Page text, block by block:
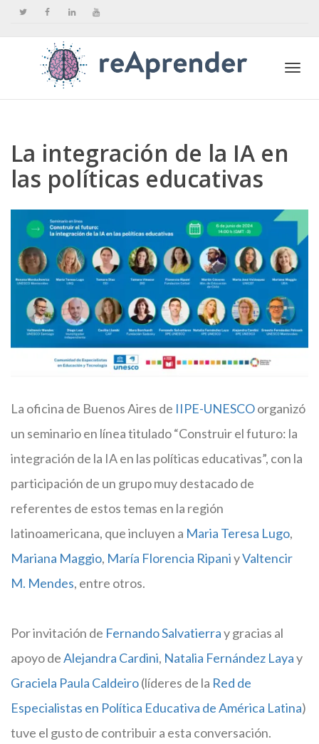
La integración de la IA en
las políticas educativas
La oficina de Buenos Aires de IIPE-UNESCOorganizó
un seminario en línea titulado “Construir el futuro: la
integración de la IA en las políticas educativas”, con la
participación de un grupo muy destacado de
referentes de estos temas en la región
latinoamericana, que incluyen a Maria Teresa Lugo,
Mariana Maggio, María Florencia RipaniyValtencir
M. Mendes, entre otros.
Por invitación de Fernando Salvatierray gracias al
apoyo deAlejandra Cardini, Natalia Fernández Layay
Graciela Paula Caldeiro(líderes de la Red de
Especialistas en Política Educativa de América Latina)
tuve el gusto de contribuir a esta conversación.